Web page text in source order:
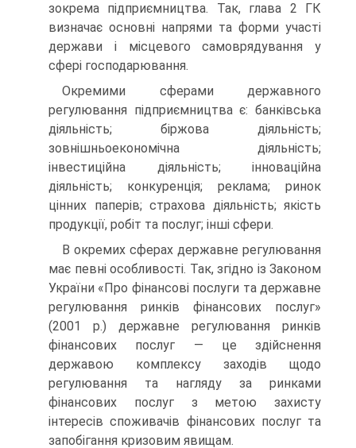
зокрема підприємництва. Так, глава 2 ГК
визначає основні напрями та форми участі
держави і місцевого самоврядування у
сфері господарювання.
Окремими сферами державного
регулювання підприємництва є: банківська
діяльність; біржова діяльність;
зовнішньоекономічна діяльність;
інвестиційна діяльність; інноваційна
діяльність; конкуренція; реклама; ринок
цінних паперів; страхова діяльність; якість
продукції, робіт та послуг; інші сфери.
В окремих сферах державне регулювання
має певні особливості. Так, згідно із Законом
України «Про фінансові послуги та державне
регулювання ринків фінансових послуг»
(2001 р.) державне регулювання ринків
фінансових послуг — це здійснення
державою комплексу заходів щодо
регулювання та нагляду за ринками
фінансових послуг з метою захисту
інтересів споживачів фінансових послуг та
запобігання кризовим явищам.